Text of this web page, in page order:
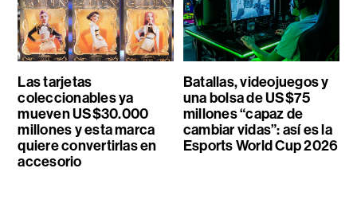
Las tarjetas
coleccionables ya
mueven US$30.000
millones y esta marca
quiere convertirlas en
accesorio
Batallas, videojuegos y
una bolsa de US$75
millones “capaz de
cambiar vidas”: así es la
Esports World Cup 2026